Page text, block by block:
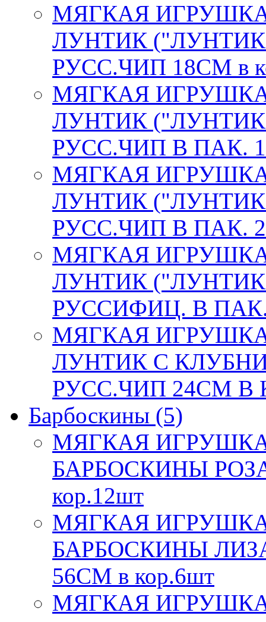
МЯГКАЯ
ЛУНТИК ("ЛУНТИК
РУСС.ЧИП 18СМ в
МЯГКАЯ
ЛУНТИК ("ЛУНТИК
РУСС.ЧИП В ПАК.
МЯГКАЯ
ЛУНТИК ("ЛУНТИК
РУСС.ЧИП В ПАК.
МЯГКАЯ
ЛУНТИК ("ЛУНТИК
РУССИФИЦ. В ПАК.
МЯГКАЯ
ЛУНТИК С
РУСС.ЧИП 24СМ В
Барбоскины (5)
МЯГКАЯ
БАРБОСКИНЫ
кор.12шт
МЯГКАЯ
БАРБОСКИНЫ
56СМ в кор.6шт
МЯГКАЯ